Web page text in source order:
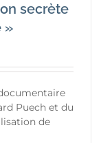
secrète
»
Puech et du
de